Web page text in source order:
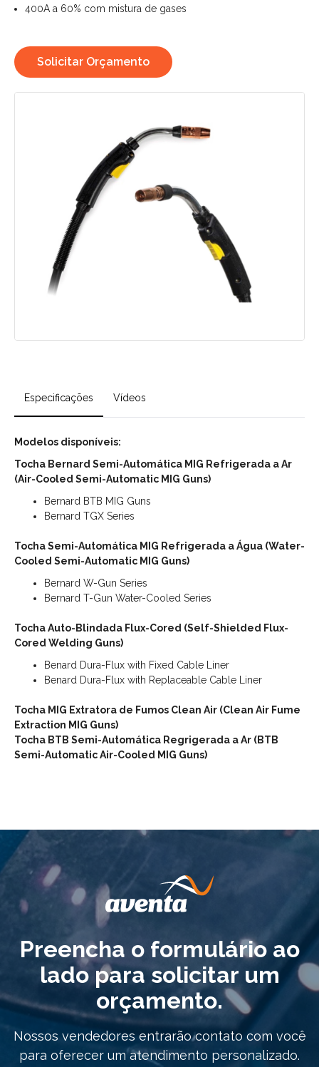
400A a 60% com mistura de gases
Solicitar Orçamento
Especificações Vídeos
Modelos disponíveis:
Tocha Bernard Semi-Automática MIG Refrigerada a Ar
(Air-Cooled Semi-Automatic MIG Guns)
Bernard BTB MIG Guns
Bernard TGX Series
Tocha Semi-Automática MIG Refrigerada a Água (Water-
Cooled Semi-Automatic MIG Guns)
Bernard W-Gun Series
Bernard T-Gun Water-Cooled Series
Tocha Auto-Blindada Flux-Cored (Self-Shielded Flux-
Cored Welding Guns)
Benard Dura-Flux with Fixed Cable Liner
Benard Dura-Flux with Replaceable Cable Liner
Tocha MIG Extratora de Fumos Clean Air (Clean Air Fume
Extraction MIG Guns)
Tocha BTB Semi-Automática Regrigerada a Ar (BTB
Semi-Automatic Air-Cooled MIG Guns)
Preencha o formulário ao
lado para solicitar um
orçamento.
Nossos vendedores entrarão contato com você
para oferecer um atendimento personalizado.